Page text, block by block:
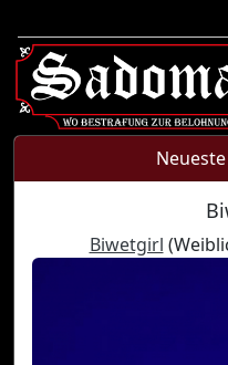
Biwetgirl